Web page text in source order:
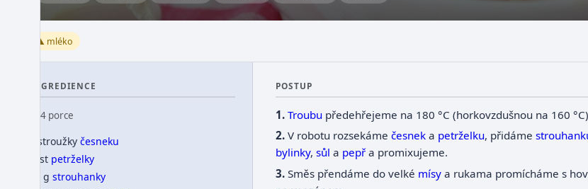
⚠️ mléko
INGREDIENCE
👥 4 porce
2 stroužky česneku
hrst petrželky
30 g strouhanky
POSTUP
Troubu předehřejeme na 180 °C (horkovzdušnou na 160
V robotu rozsekáme česneka petrželku, přidáme
bylinky, sůl a pepřa promixujeme.
Směs přendáme do velké mísya rukama promícháme s